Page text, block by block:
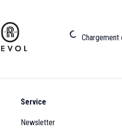
Chargement
Service
Newsletter